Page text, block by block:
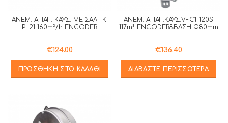
ΑΝΕΜ. ΑΠΑΓ. ΚΑΥΣ. ΜΕ ΣΑΛΙΓΚ.
PL21 160m³/h ENCODER
€124.00
ΠΡΟΣΘΉΚΗ ΣΤΟ ΚΑΛΆΘΙ
ΑΝΕΜ. ΑΠΑΓ.ΚΑΥΣ.VFC1-120S
117m³ ENCODER&ΒΑΣΗ Φ80mm
€136.40
ΔΙΑΒΆΣΤΕ ΠΕΡΙΣΣΌΤΕΡΑ